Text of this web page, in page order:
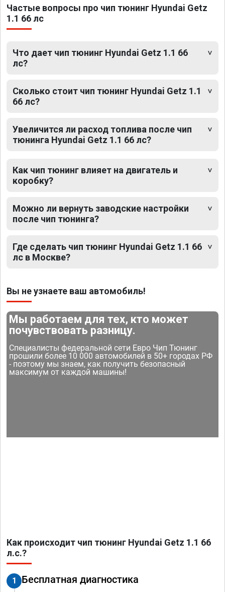
Частые вопросы про чип тюнинг Hyundai Getz
1.1 66 лс
Что дает чип тюнинг Hyundai Getz 1.1 66
лс?
Сколько стоит чип тюнинг Hyundai Getz 1.1
66 лс?
Увеличится ли расход топлива после чип
тюнинга Hyundai Getz 1.1 66 лс?
Как чип тюнинг влияет на двигатель и
коробку?
Можно ли вернуть заводские настройки
после чип тюнинга?
Где сделать чип тюнинг Hyundai Getz 1.1 66
лс в Москве?
Вы не узнаете ваш автомобиль!
Мы работаем для тех, кто может
почувствовать разницу.
Специалисты федеральной сети Евро Чип Тюнинг
прошили более 10 000 автомобилей в 50+ городах РФ
- поэтому мы знаем, как получить безопасный
максимум от каждой машины!
Как происходит чип тюнинг Hyundai Getz 1.1 66
л.с.?
1 Бесплатная диагностика